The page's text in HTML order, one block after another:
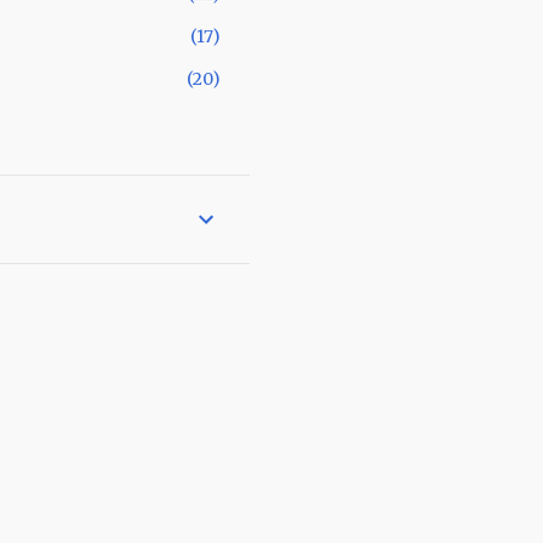
17
20